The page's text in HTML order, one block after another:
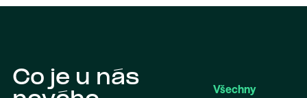
Co je u nás
Všechny